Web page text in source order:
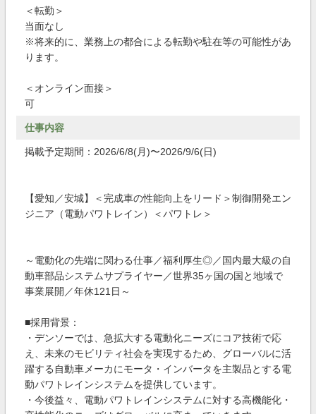
＜転勤＞
当面なし
※将来的に、業務上の都合による転勤や駐在等の可能性があ
ります。
＜オンライン面接＞
可
仕事内容
掲載予定期間：2026/6/8(月)〜2026/9/6(日)
【愛知／安城】＜完成車の性能向上をリード＞制御開発エン
ジニア（電動パワトレイン）＜パワトレ＞
～電動化の先端に関わる仕事／福利厚生◎／国内最大級の自
動車部品システムサプライヤー／世界35ヶ国の国と地域で
事業展開／年休121日～
■採用背景：
・デンソーでは、急拡大する電動化ニーズにコア技術で応
え、未来のモビリティ社会を実現するため、グローバルに活
躍する自動車メーカにモータ・インバータを主製品とする電
動パワトレインシステムを提供しています。
・今後益々、電動パワトレインシステムに対する高機能化・